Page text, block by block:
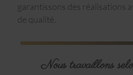
garantissons des réalisations
de qualité.
Nous travaillons